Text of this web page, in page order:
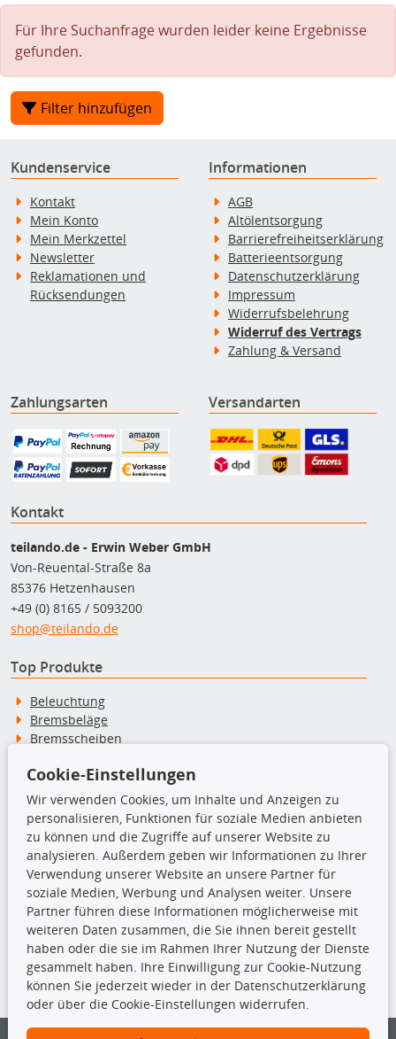
Für Ihre Suchanfrage wurden leider keine Ergebnisse
gefunden.
Filter hinzufügen
Kundenservice
Kontakt
Mein Konto
Mein Merkzettel
Newsletter
Reklamationen und
Rücksendungen
Informationen
AGB
Altölentsorgung
Barrierefreiheitserklärung
Batterieentsorgung
Datenschutzerklärung
Impressum
Widerrufsbelehrung
Widerruf des Vertrags
Zahlung & Versand
Zahlungsarten Versandarten
Kontakt
teilando.de - Erwin Weber GmbH
Von-Reuental-Straße 8a
85376 Hetzenhausen
+49 (0) 8165 / 5093200
shop@teilando.de
Top Produkte
Beleuchtung
Bremsbeläge
Bremsscheiben
Querlenker
Radlager
Stoßdämpfer
TecDoc Inside
Die hier angezeigten Daten insbesondere die gesamte Datenbank dürfen
nicht kopiert werden.
Es ist zu unterlassen, die Daten oder die gesamte Datenbank ohne
vorherige Zustimmung von TecDoc zu vervielfältigen, zu verbreiten
Cookie-Einstellungen
Wir verwenden Cookies, um Inhalte und Anzeigen zu
personalisieren, Funktionen für soziale Medien anbieten
zu können und die Zugriffe auf unserer Website zu
analysieren. Außerdem geben wir Informationen zu Ihrer
Verwendung unserer Website an unsere Partner für
soziale Medien, Werbung und Analysen weiter. Unsere
Partner führen diese Informationen möglicherweise mit
weiteren Daten zusammen, die Sie ihnen bereit gestellt
haben oder die sie im Rahmen Ihrer Nutzung der Dienste
gesammelt haben. Ihre Einwilligung zur Cookie-Nutzung
können Sie jederzeit wieder in der Datenschutzerklärung
oder über die Cookie-Einstellungen widerrufen.